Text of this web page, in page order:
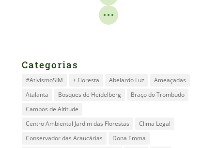
Categorias
#AtivismoSIM + Floresta Abelardo Luz
Ameaçadas
Atalanta
Bosques de Heidelberg
Braço do Trombudo
Campos de Altitude
Centro Ambiental Jardim das Florestas
Clima Legal
Conservador das Araucárias
Dona Emma